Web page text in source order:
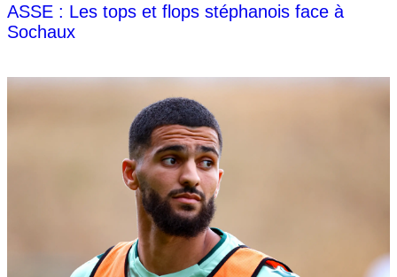
ASSE : Les tops et flops stéphanois face à
Sochaux